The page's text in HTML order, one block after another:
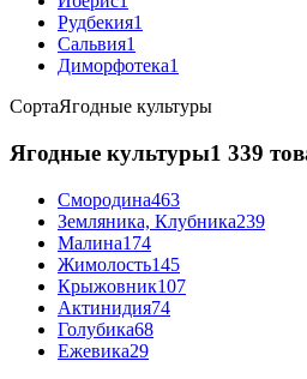
Рудбекия1
Сальвия1
Диморфотека1
СортаЯгодные культуры
Ягодные культуры1 339
Смородина463
Земляника, Клубника239
Малина174
Жимолость145
Крыжовник107
Актинидия74
Голубика68
Ежевика29